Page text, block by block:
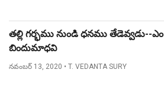
తల్లి గర్భము నుండి ధనము తేడెవ్వడు--ఎం
బిందుమాధవి
నవంబర్ 13, 2020 • T. VEDANTA SURY